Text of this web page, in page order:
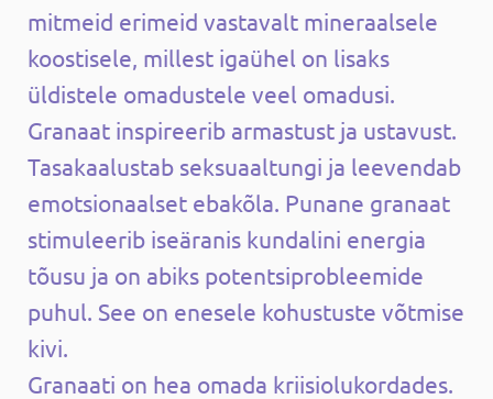
mitmeid erimeid vastavalt mineraalsele
koostisele, millest igaühel on lisaks
üldistele omadustele veel omadusi.
Granaat inspireerib armastust ja ustavust.
Tasakaalustab seksuaaltungi ja leevendab
emotsionaalset ebakõla. Punane granaat
stimuleerib iseäranis kundalini energia
tõusu ja on abiks potentsiprobleemide
puhul. See on enesele kohustuste võtmise
kivi.
Granaati on hea omada kriisiolukordades.